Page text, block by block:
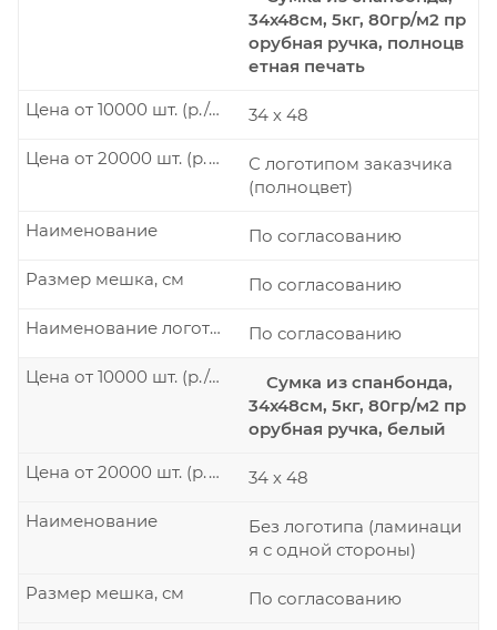
34х48см, 5кг, 80гр/м2 пр
орубная ручка, полноцв
етная печать
34 х 48
Цена от 10000 шт. (р./шт.)
С логотипом заказчика
(полноцвет)
Цена от 20000 шт. (р./шт.)
По согласованию
Наименование
По согласованию
Размер мешка, см
По согласованию
Наименование логотипа
Сумка из спанбонда,
34х48см, 5кг, 80гр/м2 пр
орубная ручка, белый
Цена от 10000 шт. (р./шт.)
34 х 48
Цена от 20000 шт. (р./шт.)
Без логотипа (ламинаци
я с одной стороны)
Наименование
По согласованию
Размер мешка, см